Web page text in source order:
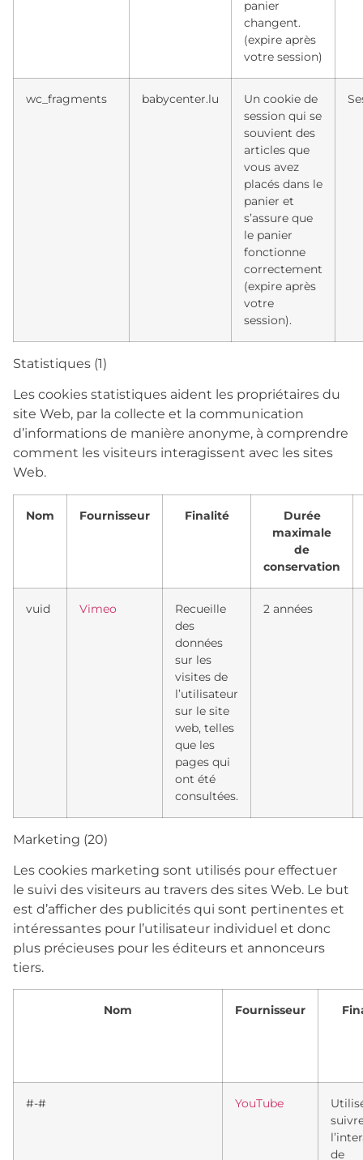
panier
changent.
(expire après
votre session)
wc_fragments babycenter.lu
Un cookie de
session qui se
souvient des
articles que
vous avez
placés dans le
panier et
s’assure que
le panier
fonctionne
correctement
(expire après
votre
session).
Statistiques (1)
Les cookies statistiques aident les propriétaires du
site Web, par la collecte et la communication
d’informations de manière anonyme, à comprendre
comment les visiteurs interagissent avec les sites
Web.
Nom Fournisseur Finalité
Durée
maximale
de
conservation
vuid Vimeo
Recueille
des
données
sur les
visites de
l’utilisateur
sur le site
web, telles
que les
pages qui
ont été
consultées.
2 années
Marketing (20)
Les cookies marketing sont utilisés pour effectuer
le suivi des visiteurs au travers des sites Web. Le but
est d’afficher des publicités qui sont pertinentes et
intéressantes pour l’utilisateur individuel et donc
plus précieuses pour les éditeurs et annonceurs
tiers.
Nom Fournisseur
#-# YouTube
de